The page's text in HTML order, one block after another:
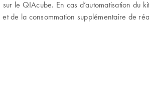
le QIAcube. En cas d’automatisation du
de la consommation supplémentaire de